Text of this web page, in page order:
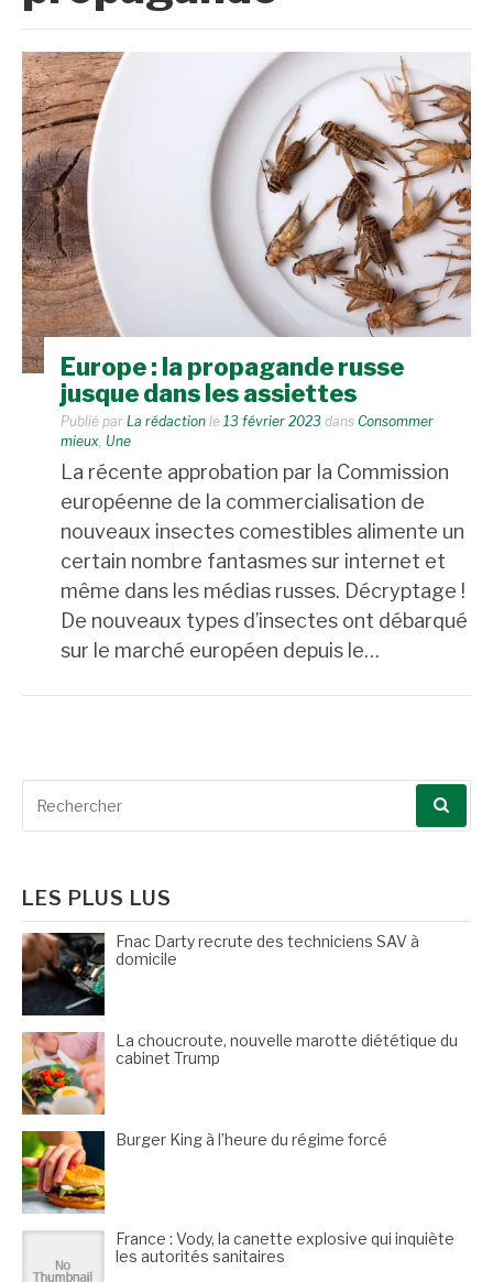
Europe : la propagande russe
jusque dans les assiettes
Publié par La rédaction le 13 février 2023 dans Consommer
mieux Une
La récente approbation par la Commission
européenne de la commercialisation de
nouveaux insectes comestibles alimente un
certain nombre fantasmes sur internet et
même dans les médias russes. Décryptage !
De nouveaux types d’insectes ont débarqué
sur le marché européen depuis le…
LES PLUS LUS
Fnac Darty recrute des techniciens SAV à
domicile
La choucroute, nouvelle marotte diététique du
cabinet Trump
Burger King à l’heure du régime forcé
France : Vody, la canette explosive qui inquiète
les autorités sanitaires